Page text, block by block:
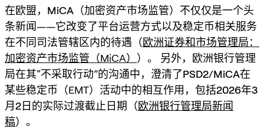
在欧盟， MiCA （加密资产市场监管）不仅仅是一个头
条新闻——它改变了平台运营方式以及稳定币相关服务
在不同司法管辖区内的待遇（欧洲证券和市场管理局：
加密资产市场监管（MiCA） ）。 另外，欧洲银行管理
局在其“不采取行动”的沟通中，澄清了PSD2/MiCA在
某些稳定币（EMT）活动中的相互作用，包括2026年3
月2日的实际过渡截止日期（欧洲银行管理局新闻
稿）。